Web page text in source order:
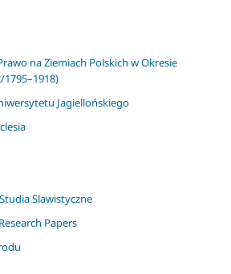
na Ziemiach Polskich w Okresie
Jagiellońskiego
Slawistyczne
Papers